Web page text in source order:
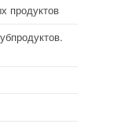
продуктов